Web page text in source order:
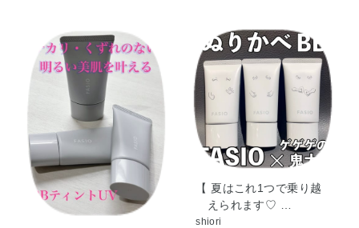
チン酸オクチル・ビスエチルヘキシルオキシフェノールメ
トキシフェニルトリアジン・ポリメチルシルセスキオキサ
ン・オリーブ果実油・ゴマ種子油・サフラワー油・シア
脂・シロキクラゲエキス・トコフェロール・ホホバ種子
油・メドウフォーム油・BG・BHT・シリカ・ジメチコン・
スクワラン・ステアラルコニウムヘクトライト・ステアロ
イルグルタミン酸2Na・セチルPEG／PPG－10／1ジメチ
コン・タルク・テトラ（ジ－t－ブチルヒドロキシヒドロケ
イヒ酸）ペンタエリスリチル・トリエトキシカプリリルシ
ラン・ハイドロゲンジメチコン・ヒドロキシアパタイト・
【 夏はこれ1つで乗り越
えられます♡ …
shiori